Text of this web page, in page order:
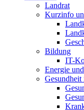
Landrat
Kurzinfo
Bildung
IT-
Energie